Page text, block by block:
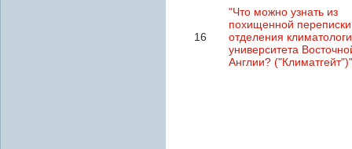
16
"Что можно узнать из
похищенной переписки
отделения
университета
Англии? ("Климатгейт")"